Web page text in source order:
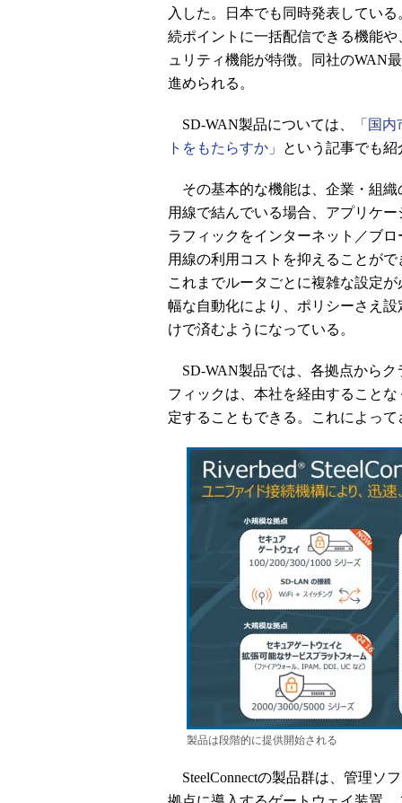
入した。日本でも同時発表してい
続ポイントに一括配信できる機能
ュリティ機能が特徴。同社のWAN
進められる。
SD-WAN製品については、
「国
トをもたらすか」
という記事でも
その基本的な機能は、企業・組織
用線で結んでいる場合、アプリケ
ラフィックをインターネット／ブ
用線の利用コストを抑えることが
これまでルータごとに複雑な設定
幅な自動化により、ポリシーさえ
けで済むようになっている。
SD-WAN製品では、各拠点からク
フィックは、本社を経由すること
定することもできる。これによっ
製品は段階的に提供開始される
SteelConnectの製品群は、管理ソ